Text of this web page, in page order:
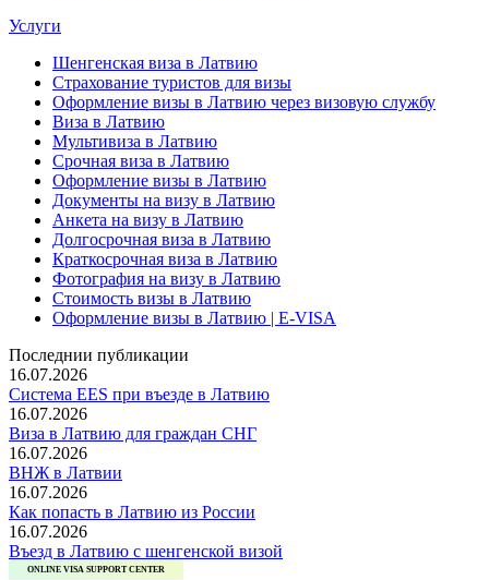
Услуги
Шенгенская виза в Латвию
Страхование туристов для визы
Оформление визы в Латвию через визовую службу
Виза в Латвию
Мультивиза в Латвию
Срочная виза в Латвию
Оформление визы в Латвию
Документы на визу в Латвию
Анкета на визу в Латвию
Долгосрочная виза в Латвию
Краткосрочная виза в Латвию
Фотография на визу в Латвию
Стоимость визы в Латвию
Оформление визы в Латвию | E-VISA
Последнии публикации
16.07.2026
Система EES при въезде в Латвию
16.07.2026
Виза в Латвию для граждан СНГ
16.07.2026
ВНЖ в Латвии
16.07.2026
Как попасть в Латвию из России
16.07.2026
Въезд в Латвию с шенгенской визой
ONLINE VISA SUPPORT CENTER